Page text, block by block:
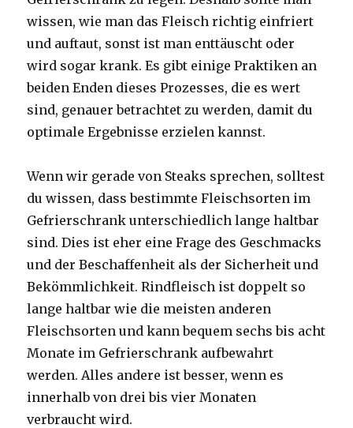
wissen, wie man das Fleisch richtig einfriert
und auftaut, sonst ist man enttäuscht oder
wird sogar krank. Es gibt einige Praktiken an
beiden Enden dieses Prozesses, die es wert
sind, genauer betrachtet zu werden, damit du
optimale Ergebnisse erzielen kannst.
Wenn wir gerade von Steaks sprechen, solltest
du wissen, dass bestimmte Fleischsorten im
Gefrierschrank unterschiedlich lange haltbar
sind. Dies ist eher eine Frage des Geschmacks
und der Beschaffenheit als der Sicherheit und
Bekömmlichkeit. Rindfleisch ist doppelt so
lange haltbar wie die meisten anderen
Fleischsorten und kann bequem sechs bis acht
Monate im Gefrierschrank aufbewahrt
werden. Alles andere ist besser, wenn es
innerhalb von drei bis vier Monaten
verbraucht wird.